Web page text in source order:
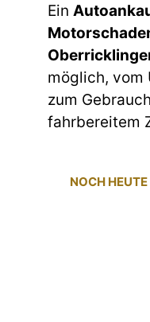
Ein
möglich, vom
zum
fahrbereitem
NOCH